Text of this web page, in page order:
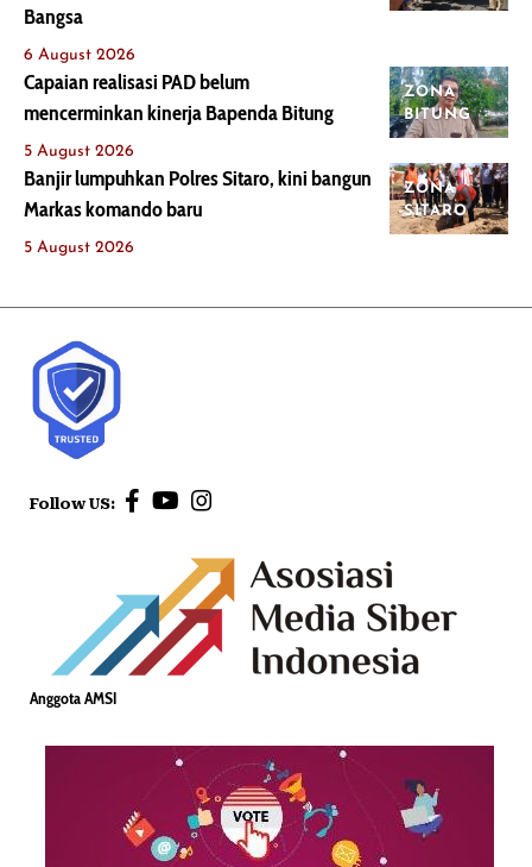
Bangsa
6 August 2026
ZONA
BITUNG
Capaian realisasi PAD belum
mencerminkan kinerja Bapenda Bitung
5 August 2026
ZONA
SITARO
Banjir lumpuhkan Polres Sitaro, kini bangun
Markas komando baru
5 August 2026
Follow US:
Anggota AMSI